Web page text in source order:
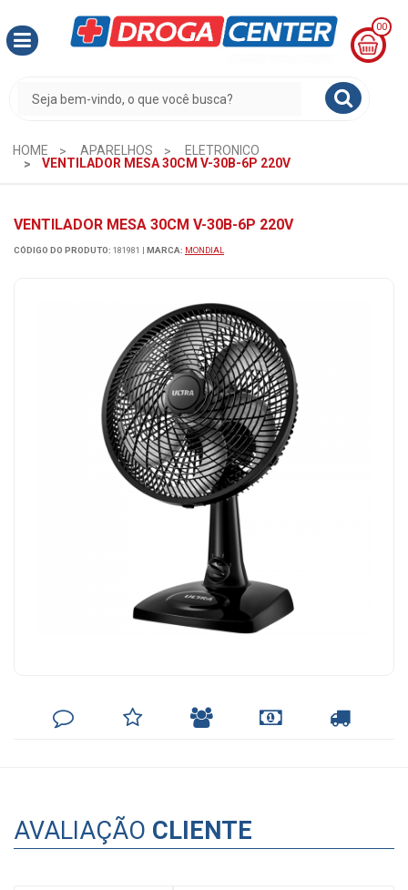
00
CESTA
R$
0,00
HOME APARELHOS
ELETRONICO
VENTILADOR MESA 30CM V-30B-6P 220V
VENTILADOR MESA 30CM V-30B-6P 220V
CÓDIGO DO PRODUTO: 181981 | MARCA: MONDIAL
DEIXE
COMENTÁRIO
MINHA
LISTA
INDIQUE
FORMAS
CALCULAR
FRETE
AVALIAÇÃO CLIENTE